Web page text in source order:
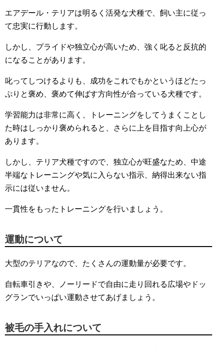
エアデール・テリアは明るく活発な犬種で、飼い主に従っ
て忠実に行動します。
しかし、プライドや独立心が高いため、強く叱ると反抗的
になることがあります。
叱ってしつけるよりも、成功をこれでもかというほどたっ
ぷりと褒め、褒めて伸ばす方向性が合っている犬種です。
学習能力は非常に高く、トレーニングをしてうまくことし
た時はしっかり褒められると、さらに上を目指す向上心が
あります。
しかし、テリア犬種ですので、独立心が旺盛なため、中途
半端なトレーニングや気に入らない指示、納得出来ない指
示には従いません。
一貫性をもったトレーニングを行いましょう。
運動について
大型のテリアなので、たくさんの運動量が必要です。
自転車引きや、ノーリードで自由に走り回れる広場やドッ
グランでいっぱい運動させてあげましょう。
被毛の手入れについて